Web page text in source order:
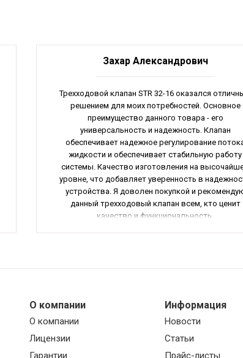
Захар Александрович
Трехходовой клапан STR 32-16 оказался
решением для моих потребностей. Основное
преимущество данного товара - его
универсальность и надежность. Клапан
обеспечивает надежное регулирование
жидкости и обеспечивает стабильную работу
системы. Качество изготовления на
уровне, что добавляет уверенность в
устройства. Я доволен покупкой и
данный трехходовый клапан всем, кто ценит
качество и функциональность.
О компании
О компании
Лицензии
Гарантии
Информация
Новости
Статьи
Прайс-листы